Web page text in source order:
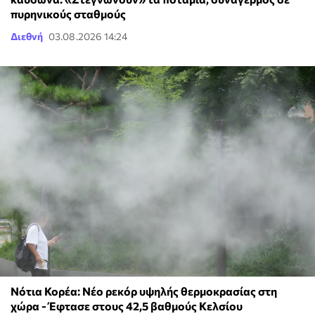
πυρηνικούς σταθμούς
Διεθνή 03.08.2026 14:24
Νότια Κορέα: Νέο ρεκόρ υψηλής θερμοκρασίας στη
χώρα - Έφτασε στους 42,5 βαθμούς Κελσίου